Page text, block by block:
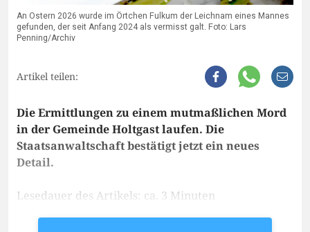
An Ostern 2026 wurde im Örtchen Fulkum der Leichnam eines Mannes
gefunden, der seit Anfang 2024 als vermisst galt. Foto: Lars
Penning/Archiv
Artikel teilen:
Die Ermittlungen zu einem mutmaßlichen Mord
in der Gemeinde Holtgast laufen. Die
Staatsanwaltschaft bestätigt jetzt ein neues
Detail.
Lesedauer des Artikels: ca. 3 Minuten